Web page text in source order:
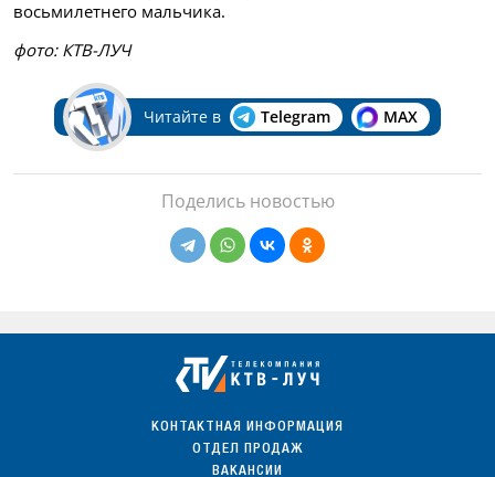
восьмилетнего мальчика.
фото: КТВ-ЛУЧ
Читайте в Telegram MAX
Поделись новостью
КОНТАКТНАЯ ИНФОРМАЦИЯ
ОТДЕЛ ПРОДАЖ
ВАКАНСИИ